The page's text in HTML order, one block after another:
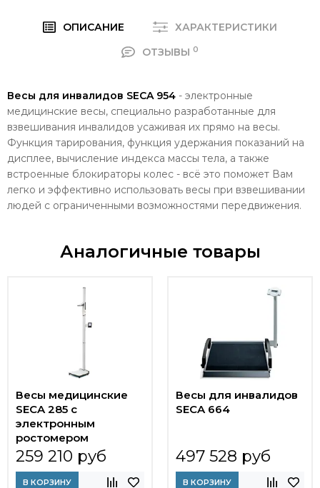
ОПИСАНИЕ
ХАРАКТЕРИСТИКИ
ОТЗЫВЫ 0
Весы для инвалидов SECA 954 - электронные
медицинские весы, специально разработанные для
взвешивания инвалидов усаживая их прямо на весы.
Функция тарирования, функция удержания показаний на
дисплее, вычисление индекса массы тела, а также
встроенные блокираторы колес - всё это поможет Вам
легко и эффективно использовать весы при взвешивании
людей с ограниченными возможностями передвижения.
Аналогичные товары
Весы медицинские
SECA 285 с
электронным
ростомером
259 210 руб
В КОРЗИНУ
Весы для инвалидов
SECA 664
497 528 руб
В КОРЗИНУ